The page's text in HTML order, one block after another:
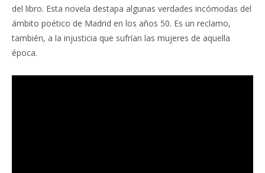
del libro. Esta novela destapa algunas verdades incómodas del
ámbito poético de Madrid en los años 50. Es un reclamo,
también, a la injusticia que sufrían las mujeres de aquella
época.